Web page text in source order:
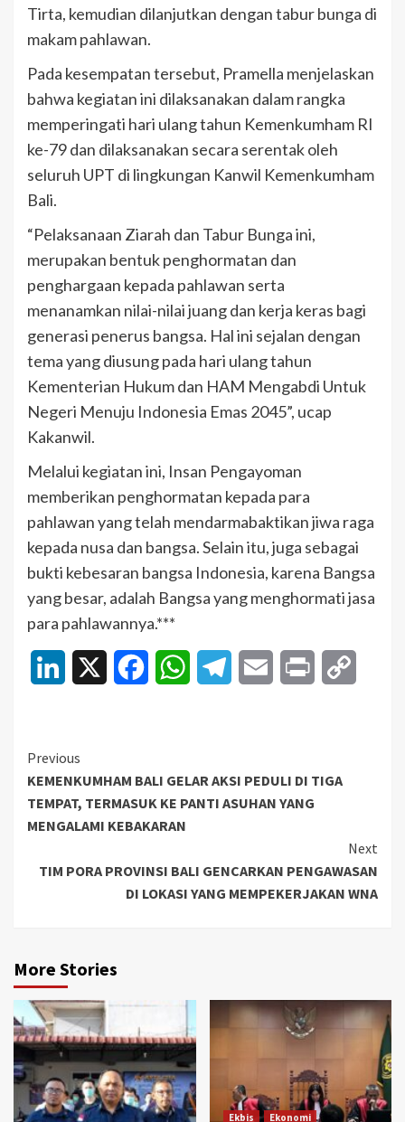
Tirta, kemudian dilanjutkan dengan tabur bunga di
makam pahlawan.
Pada kesempatan tersebut, Pramella menjelaskan
bahwa kegiatan ini dilaksanakan dalam rangka
memperingati hari ulang tahun Kemenkumham RI
ke-79 dan dilaksanakan secara serentak oleh
seluruh UPT di lingkungan Kanwil Kemenkumham
Bali.
“Pelaksanaan Ziarah dan Tabur Bunga ini,
merupakan bentuk penghormatan dan
penghargaan kepada pahlawan serta
menanamkan nilai-nilai juang dan kerja keras bagi
generasi penerus bangsa. Hal ini sejalan dengan
tema yang diusung pada hari ulang tahun
Kementerian Hukum dan HAM Mengabdi Untuk
Negeri Menuju Indonesia Emas 2045”, ucap
Kakanwil.
Melalui kegiatan ini, Insan Pengayoman
memberikan penghormatan kepada para
pahlawan yang telah mendarmabaktikan jiwa raga
kepada nusa dan bangsa. Selain itu, juga sebagai
bukti kebesaran bangsa Indonesia, karena Bangsa
yang besar, adalah Bangsa yang menghormati jasa
para pahlawannya.***
LinkedIn FacebookWhatsAppTelegramEmail Print
Continue
Reading
Previous
KEMENKUMHAM BALI GELAR AKSI PEDULI DI TIGA
TEMPAT, TERMASUK KE PANTI ASUHAN YANG
MENGALAMI KEBAKARAN
Next
TIM PORA PROVINSI BALI GENCARKAN PENGAWASAN
DI LOKASI YANG MEMPEKERJAKAN WNA
More Stories
Ekbis Ekonomi